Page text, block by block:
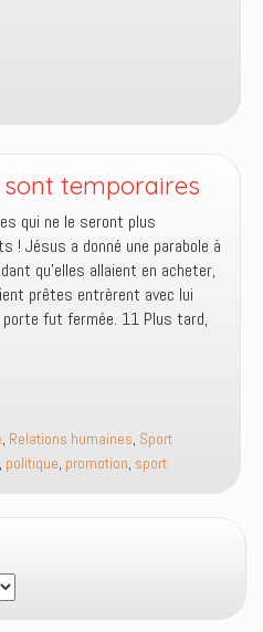
temporaires
qui ne le seront plus
! Jésus a donné une parabole à
qu’elles allaient en acheter,
prêtes entrèrent avec lui
fut fermée. 11 Plus tard,
, Relations humaines, Sport
, politique, promotion, sport